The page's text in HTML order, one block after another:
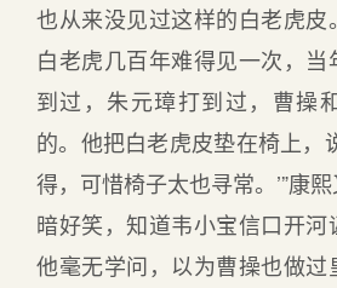
也从来没见过这样的白老虎皮
白老虎几百年难得见一次，
到过，朱元璋打到过，曹操
的。他把白老虎皮垫在椅上，
得，可惜椅子太也寻常。’”康
暗好笑，知道韦小宝信口开河
他毫无学问，以为曹操也做过